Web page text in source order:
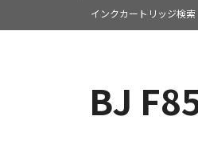
インクカートリッジ検索
BJ